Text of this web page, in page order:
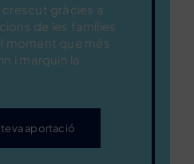
gràcies a
de les famílies
moment que més
i marquin la
teva aportació